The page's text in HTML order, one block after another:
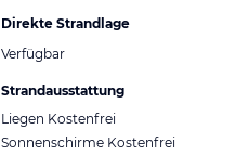
Direkte Strandlage
Verfügbar
Strandausstattung
Liegen Kostenfrei
Sonnenschirme Kostenfrei